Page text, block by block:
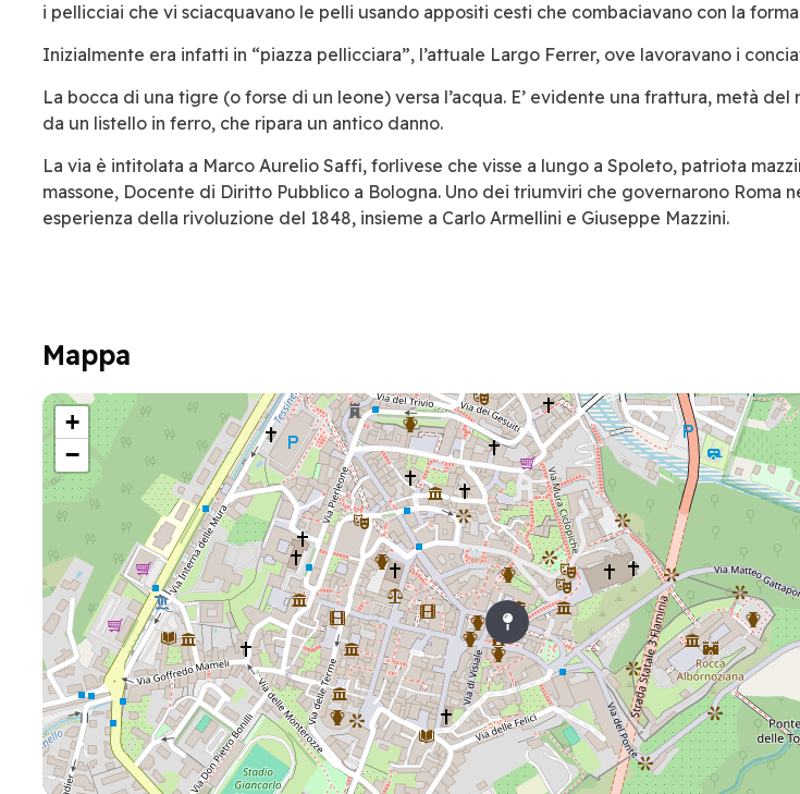
i pellicciai che vi sciacquavano le pelli usando appositi cesti che combaciavano con la
Inizialmente era infatti in “piazza pellicciara”, l’attuale Largo Ferrer, ove lavoravano i
La bocca di una tigre (o forse di un leone) versa l’acqua. E’ evidente una frattura, metà del
da un listello in ferro, che ripara un antico danno.
La via è intitolata a Marco Aurelio Saffi, forlivese che visse a lungo a Spoleto, patriota
massone, Docente di Diritto Pubblico a Bologna. Uno dei triumviri che governarono Roma
esperienza della rivoluzione del 1848, insieme a Carlo Armellini e Giuseppe Mazzini.
Mappa
+
−